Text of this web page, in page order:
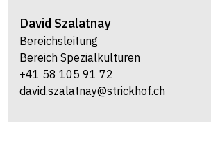
David Szalatnay
Bereichsleitung
Bereich Spezialkulturen
+41 58 105 91 72
david.szalatnay@strickhof.ch